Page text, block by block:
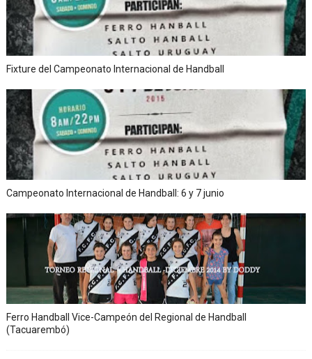
Fixture del Campeonato Internacional de Handball
Campeonato Internacional de Handball: 6 y 7 junio
Ferro Handball Vice-Campeón del Regional de Handball
(Tacuarembó)